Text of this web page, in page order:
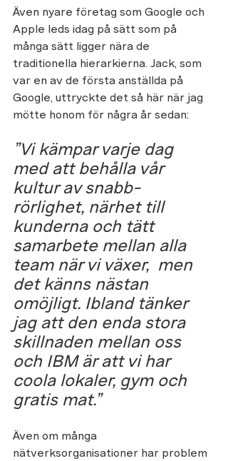
Även nyare företag som Google och
Apple leds idag på sätt som på
många sätt ligger nära de
traditionella hierarkierna. Jack, som
var en av de första anställda på
Google, uttryckte det så här när jag
mötte honom för några år sedan:
”Vi kämpar varje dag
med att behålla vår
kultur av snabb-
rörlighet, närhet till
kunderna och tätt
samarbete mellan alla
team när vi växer,  men
det känns nästan
omöjligt. Ibland tänker
jag att den enda stora
skillnaden mellan oss
och IBM är att vi har
coola lokaler, gym och
gratis mat.”
Även om många
nätverksorganisationer har problem